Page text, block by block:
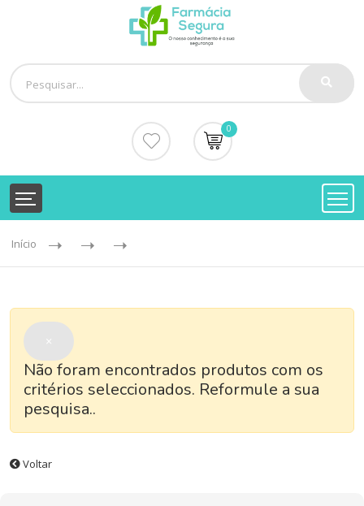
0
Início
×
Não foram encontrados produtos com os
critérios seleccionados. Reformule a sua
pesquisa..
Voltar